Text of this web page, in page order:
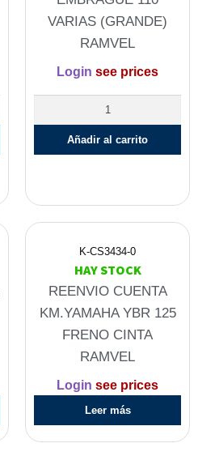
VARIAS (GRANDE)
RAMVEL
Login see prices
Añadir al carrito
K-CS3434-0
HAY STOCK
REENVIO CUENTA
KM.YAMAHA YBR 125
FRENO CINTA
RAMVEL
Login see prices
Leer más